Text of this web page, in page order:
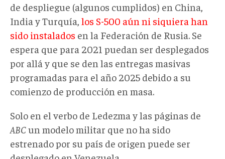
de despliegue (algunos cumplidos) en China,
India y Turquía, los S-500 aún ni siquiera han
sido instalados en la Federación de Rusia. Se
espera que para 2021 puedan ser desplegados
por allá y que se den las entregas masivas
programadas para el año 2025 debido a su
comienzo de producción en masa.
Solo en el verbo de Ledezma y las páginas de
ABCun modelo militar que no ha sido
estrenado por su país de origen puede ser